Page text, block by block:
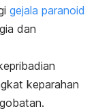
gejala paranoid
dan
keparahan